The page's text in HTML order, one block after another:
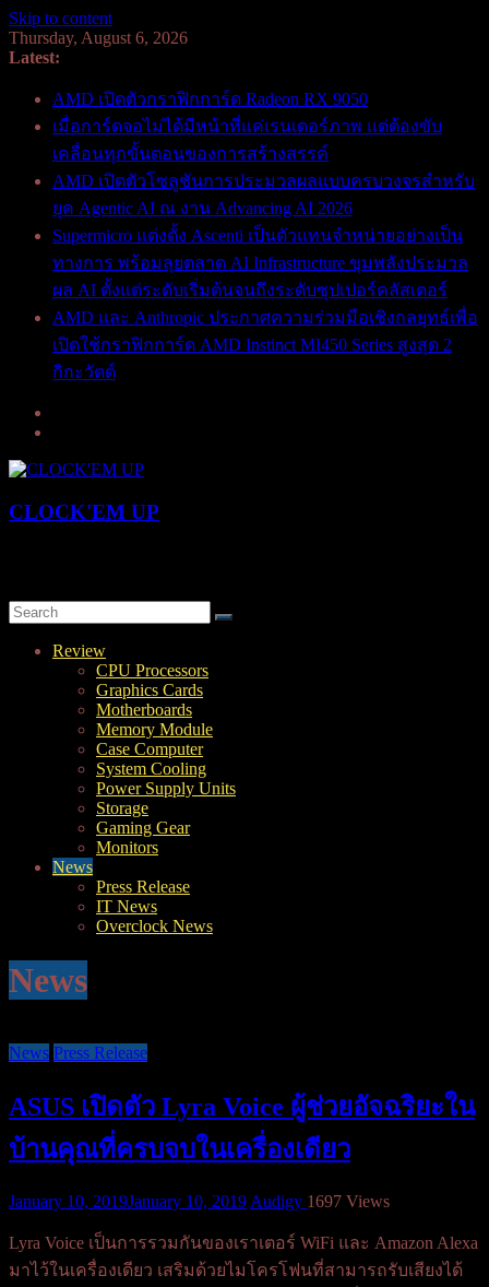
Skip to content
Thursday, August 6, 2026
Latest:
AMD เปิดตัวกราฟิกการ์ด Radeon RX 9050
เมื่อการ์ดจอไม่ได้มีหน้าที่แค่เรนเดอร์ภาพ แต่ต้องขับ
เคลื่อนทุกขั้นตอนของการสร้างสรรค์
AMD เปิดตัวโซลูชันการประมวลผลแบบครบวงจรสำหรับ
ยุค Agentic AI ณ งาน Advancing AI 2026
Supermicro แต่งตั้ง Ascenti เป็นตัวแทนจำหน่ายอย่างเป็น
ทางการ พร้อมลุยตลาด AI Infrastructure ขุมพลังประมวล
ผล AI ตั้งแต่ระดับเริ่มต้นจนถึงระดับซุปเปอร์คลัสเตอร์
AMD และ Anthropic ประกาศความร่วมมือเชิงกลยุทธ์เพื่อ
เปิดใช้กราฟิกการ์ด AMD Instinct MI450 Series สูงสุด 2
กิกะวัตต์
CLOCK'EM UP
Review
CPU Processors
Graphics Cards
Motherboards
Memory Module
Case Computer
System Cooling
Power Supply Units
Storage
Gaming Gear
Monitors
News
Press Release
IT News
Overclock News
News
News Press Release
ASUS เปิดตัว Lyra Voice ผู้ช่วยอัจฉริยะใน
บ้านคุณที่ครบจบในเครื่องเดียว
January 10, 2019January 10, 2019 Audigy 1697 Views
Lyra Voice เป็นการรวมกันของเราเตอร์ WiFi และ Amazon Alexa
มาไว้ในเครื่องเดียว เสริมด้วยไมโครโฟนที่สามารถรับเสียงได้